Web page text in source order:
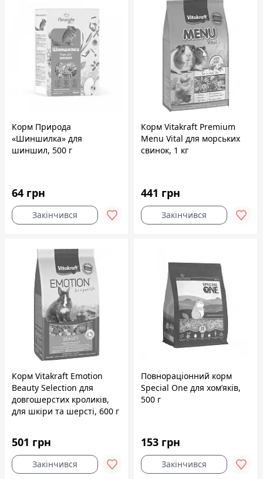
Корм Природа
«Шиншилка» для
шиншил, 500 г
64 грн
Закінчився
Корм Vitakraft Premium
Menu Vital для морських
свинок, 1 кг
441 грн
Закінчився
Корм Vitakraft Emotion
Beauty Selection для
довгошерстих кроликів,
для шкіри та шерсті, 600 г
501 грн
Закінчився
Повнораціонний корм
Speciаl One для хом’яків,
500 г
153 грн
Закінчився